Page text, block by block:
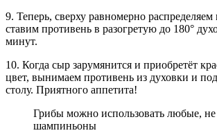
9. Теперь, сверху равномерно
ставим противень в разогретую до 180°
минут.
10. Когда сыр зарумянится и приобретёт
цвет, вынимаем противень из духовки и
столу. Приятного аппетита!
Грибы можно использовать любые, не
шампиньоны